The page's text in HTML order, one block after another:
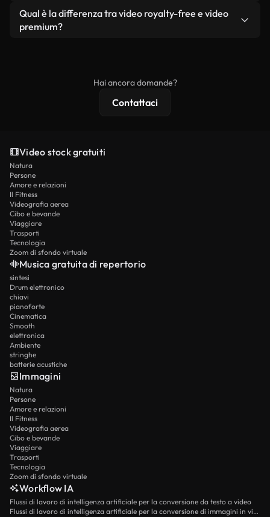
filigrane. Avrai a disposizione filmati puliti e pronti
all'uso.
Sì. Siete liberi di tagliare, ritagliare o remixare i
nostri video. Assicuratevi solo che il prodotto
Qual è la differenza tra video royalty-free e video
premium?
Hai ancora domande?
Contattaci
Video stock gratuiti
Natura
Persone
Amore e relazioni
Il Fitness
Videografia aerea
Cibo e bevande
Viaggiare
Trasporti
Tecnologia
Zoom di sfondo virtuale
Musica gratuita di repertorio
sintesi
Drum elettronico
chiavi
pianoforte
Cinematica
Smooth
elettronica
Ambiente
stringhe
batterie acustiche
Immagini
Natura
Persone
Amore e relazioni
Il Fitness
Videografia aerea
Cibo e bevande
Viaggiare
Trasporti
Tecnologia
Zoom di sfondo virtuale
Workflow IA
Flussi di lavoro di intelligenza artificiale per la conversione da testo a video
Flussi di lavoro di intelligenza artificiale per la conversione di immagini in video